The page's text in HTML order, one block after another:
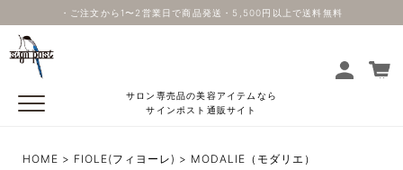
・ご注文から1〜2営業日で商品発送・5,500円以上で送料無料
サロン専売品の美容アイテムなら
サインポスト通販サイト
HOME FIOLE(フィヨーレ)
MODALIE（モダリエ）